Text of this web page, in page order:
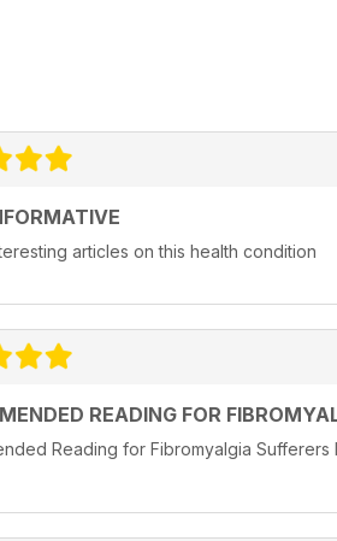
articles on this health condition
READING FOR
Reading for Fibromyalgia